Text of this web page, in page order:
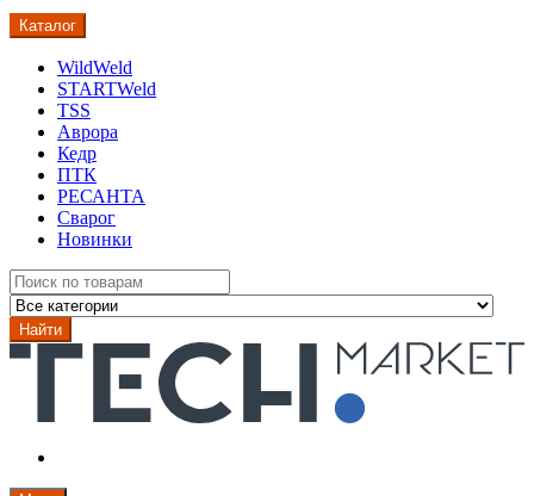
Каталог
WildWeld
STARTWeld
TSS
Аврора
Кедр
ПТК
РЕСАНТА
Сварог
Новинки
Search
for:
Найти